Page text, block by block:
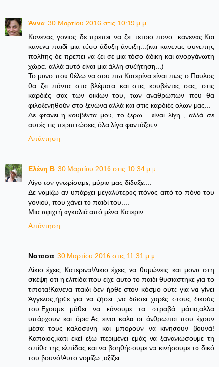
Άννα 30 Μαρτίου 2016 στις 10:19 μ.μ.
Κανενας γονιος δε πρεπει να ζει τετοιο πονο...κανενας.Και
κανενα παιδί μια τόσο άδοξη άνοιξη...(και κανενας συνεπης
πολίτης δε πρεπει να ζει σε μια τόσο άδικη και ανοργάνωτη
χώρα, αλλά αυτό είναι μια άλλη συζήτηση...)
Το μονο που θέλω να σου πω Κατερίνα είναι πως ο Παυλος
θα ζει πάντα στα βλέματα και στις κουβέντες σας, στις
καρδιές σας των οικίων του, των αναθρώπων που θα
φιλοξενηθούν στο ξενώνα αλλά και στις καρδιές ολων μας...
Δε φτανει η κουβέντα μου, το ξερω... είναι λίγη , αλλά σε
αυτές τις περιπτώσεις όλα λίγα φαντάζουν.
Απάντηση
Ελένη B 30 Μαρτίου 2016 στις 10:34 μ.μ.
Λίγο τον γνωρίσαμε, μύρια μας δίδαξε....
Δε νομίζω αν υπάρχει μεγαλύτερος πόνος από το πόνο του
γονιού, που χάνει το παιδί του....
Μια σφιχτή αγκαλιά από μένα Κατεριν....
Απάντηση
Νατασα 30 Μαρτίου 2016 στις 11:31 μ.μ.
Δίκιο έχεις Κατερινα!Δικιο έχεις να θυμώνεις και μονο στη
σκέψη οτι η ελπίδα που είχε αυτο το παιδι θυσιάστηκε για το
τιποτα!Κανενα παιδι δεν ήρθε στον κόσμο ούτε για να γίνει
Άγγελος,ήρθε για να ζήσει ,να δώσει χαρές στους δικούς
του.Εχουμε μάθει να κάνουμε τα στραβά μάτια,αλλα
υπάρχουν και όρια.Ας ειναι καλα οι άνθρωποι που έχουν
μέσα τους καλοσύνη και μπορούν να κινησουν βουνά!
Καποιος,κατι εκεί εξω περιμένει εμάς να ξανανιώσουμε τη
σπίθα της ελπίδας και να βοηθήσουμε να κινήσουμε το δικό
του βουνό!Αυτο νομίζω ,αξίζει.